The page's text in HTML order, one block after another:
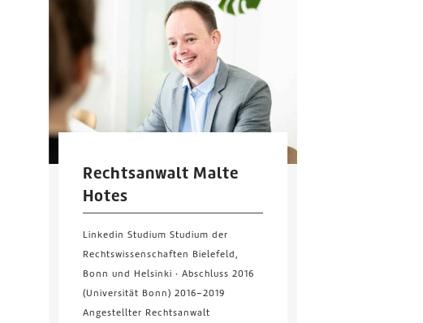
Rechtsanwalt Malte
Hotes
Linkedin Studium Studium der
Rechtswissenschaften Bielefeld,
Bonn und Helsinki · Abschluss 2016
(Universität Bonn) 2016–2019
Angestellter Rechtsanwalt